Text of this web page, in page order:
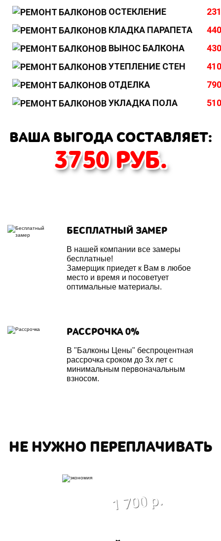
ОСТЕКЛЕНИЕ
КЛАДКА ПАРАПЕТА
ВЫНОС БАЛКОНА
УТЕПЛЕНИЕ СТЕН
ОТДЕЛКА
УКЛАДКА ПОЛА
ВАША ВЫГОДА СОСТАВЛЯЕТ:
3750РУБ.
БЕСПЛАТНЫЙ ЗАМЕР
В нашей компании все замеры
бесплатные!
Замерщик приедет к Вам в любое
место и время и посоветует
оптимальные материалы.
РАССРОЧКА 0%
В "Балконы Цены" беспроцентная
рассрочка сроком до 3х лет с
минимальным первоначальным
взносом.
НЕ НУЖНО ПЕРЕПЛАЧИВАТЬ
1 700 р.